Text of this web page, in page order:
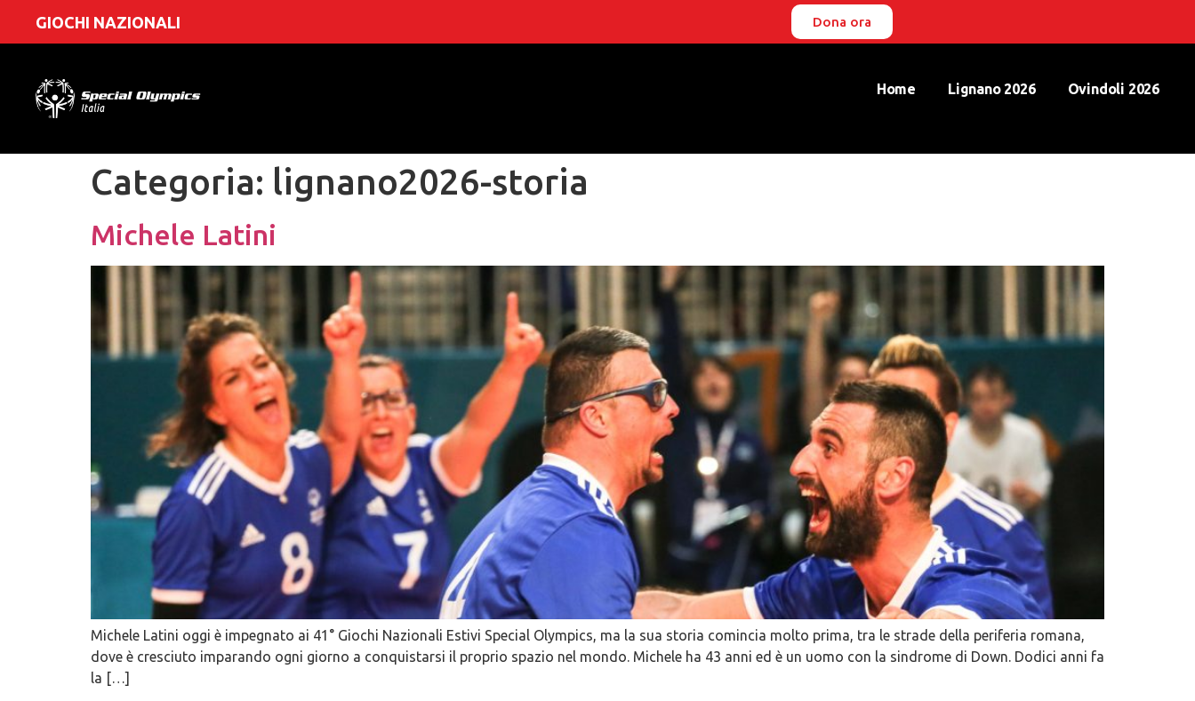
GIOCHI NAZIONALI Dona ora
Home Lignano 2026 Ovindoli 2026
Categoria: lignano2026-storia
Michele Latini
Michele Latini oggi è impegnato ai 41° Giochi Nazionali Estivi Special Olympics, ma la sua storia comincia molto prima, tra le strade della periferia romana,
dove è cresciuto imparando ogni giorno a conquistarsi il proprio spazio nel mondo. Michele ha 43 anni ed è un uomo con la sindrome di Down. Dodici anni fa
la […]